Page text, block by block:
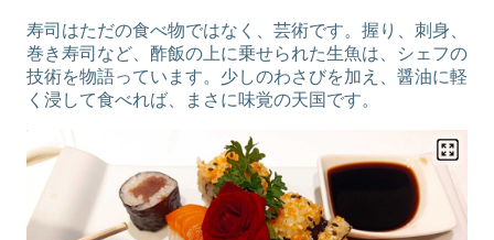
寿司はただの食べ物ではなく、芸術です。握り、刺身、
巻き寿司など、酢飯の上に乗せられた生魚は、シェフの
技術を物語っています。少しのわさびを加え、醤油に軽
く浸して食べれば、まさに味覚の天国です。